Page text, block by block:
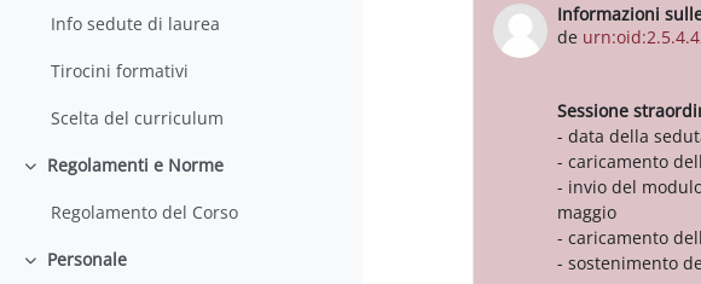
Info sedute di laurea
Tirocini formativi
Scelta del curriculum
Colapsar
Regolamenti e Norme
Regolamento del Corso
Colapsar
Personale
Informazioni
de
Número de
Sessione
- data della
- caricamento
- invio del
maggio
- caricamento
- sostenimento